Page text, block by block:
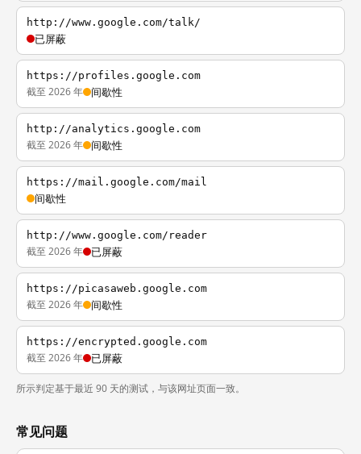
http://www.google.com/talk/
已屏蔽
https://profiles.google.com
截至 2026 年 间歇性
http://analytics.google.com
截至 2026 年 间歇性
https://mail.google.com/mail
间歇性
http://www.google.com/reader
截至 2026 年 已屏蔽
https://picasaweb.google.com
截至 2026 年 间歇性
https://encrypted.google.com
截至 2026 年 已屏蔽
所示判定基于最近 90 天的测试，与该网址页面一致。
常见问题